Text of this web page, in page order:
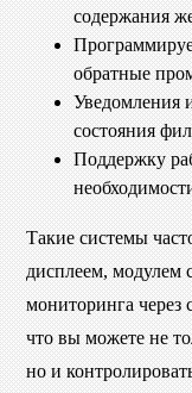
содержания
обратные
Уведомления
состояния
Поддержку
Такие системы
дисплеем, модулем
мониторинга через
что вы можете не
но и